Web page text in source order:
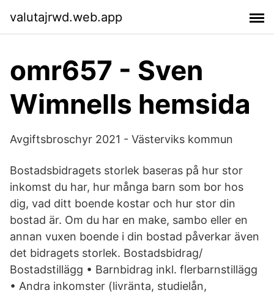
valutajrwd.web.app
omr657 - Sven
Wimnells hemsida
Avgiftsbroschyr 2021 - Västerviks kommun
Bostadsbidragets storlek baseras på hur stor
inkomst du har, hur många barn som bor hos
dig, vad ditt boende kostar och hur stor din
bostad är. Om du har en make, sambo eller en
annan vuxen boende i din bostad påverkar även
det bidragets storlek. Bostadsbidrag/
Bostadstillägg • Barnbidrag inkl. flerbarnstillägg
• Andra inkomster (livränta, studielån,